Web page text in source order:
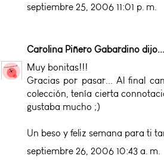
septiembre 25, 2006 11:01 p. m.
Carolina Piñero Gabardino dijo...
Muy bonitas!!!
Gracias por pasar... Al final
colección, tenía cierta
gustaba mucho ;)
Un beso y feliz semana para ti
septiembre 26, 2006 10:43 a. m.